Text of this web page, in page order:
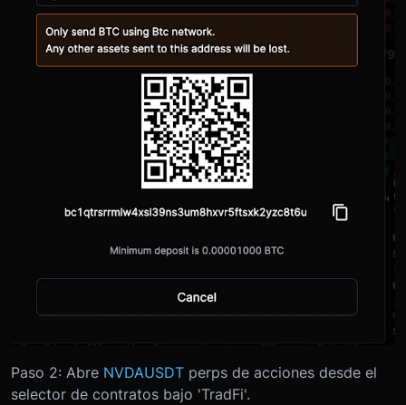
Paso 2: Abre NVDAUSDT perps de acciones desde el
selector de contratos bajo 'TradFi'.